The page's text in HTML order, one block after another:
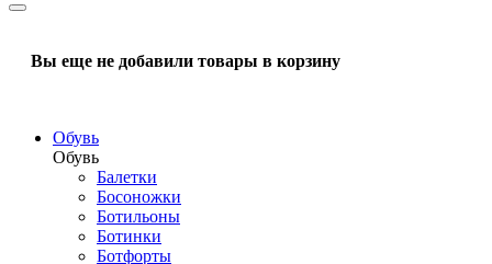
Вы еще не добавили товары в корзину
Обувь
Обувь
Балетки
Босоножки
Ботильоны
Ботинки
Ботфорты